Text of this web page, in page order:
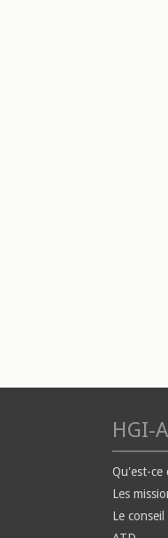
HGI-
Qu'est-ce
Les
Le